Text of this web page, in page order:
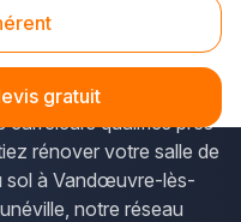
gratuit
(54)
carrelage en
Plus que pro vous
carreleurs qualifiés près
rénover votre salle de
sol à Vandœuvre-lès-
notre réseau